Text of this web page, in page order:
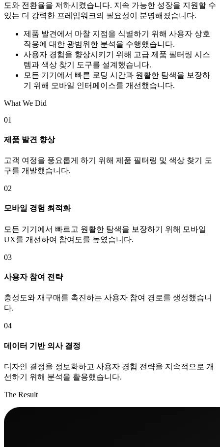
도와 전환율을 저하시켰습니다. 지속 가능한 성장을 지원할 수
있는 더 강력한 프레임워크의 필요성이 분명해졌습니다.
제품 발견에서 마찰 지점을 식별하기 위해 사용자 상호
작용에 대한 광범위한 분석을 수행했습니다.
사용자 경험을 향상시키기 위해 고급 제품 필터링 시스
템과 색상 찾기 도구를 설계했습니다.
모든 기기에서 빠른 로딩 시간과 원활한 탐색을 보장하
기 위해 모바일 인터페이스를 개선했습니다.
What We Did
01
제품 발견 향상
고객 여정을 풍요롭게 하기 위해 제품 필터링 및 색상 찾기 도
구를 개발했습니다.
02
모바일 경험 최적화
모든 기기에서 빠르고 원활한 탐색을 보장하기 위해 모바일
UX를 개선하여 참여도를 높였습니다.
03
사용자 참여 전략
충성도와 재구매를 촉진하는 사용자 참여 경로를 생성했습니
다.
04
데이터 기반 의사 결정
디자인 결정을 정보화하고 사용자 경험 전략을 지속적으로 개
선하기 위해 분석을 활용했습니다.
The Result